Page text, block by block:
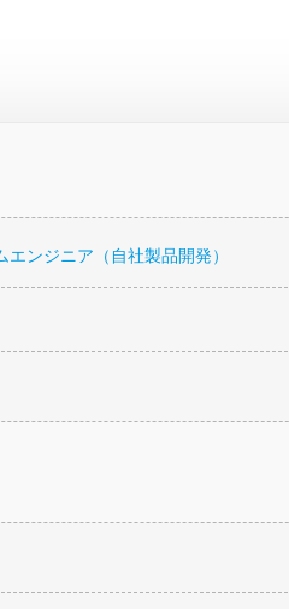
エンジニア（自社製品開発）